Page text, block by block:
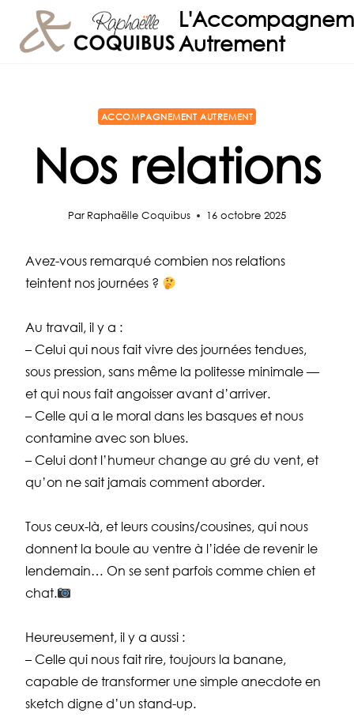
contenu
Autrement
ACCOMPAGNEMENT AUTREMENT
Nos relations
Par Raphaëlle Coquibus 16 octobre 2025
Avez-vous remarqué combien nos relations
teintent nos journées ?
Au travail, il y a :
– Celui qui nous fait vivre des journées tendues,
sous pression, sans même la politesse minimale —
et qui nous fait angoisser avant d’arriver.
– Celle qui a le moral dans les basques et nous
contamine avec son blues.
– Celui dont l’humeur change au gré du vent, et
qu’on ne sait jamais comment aborder.
Tous ceux-là, et leurs cousins/cousines, qui nous
donnent la boule au ventre à l’idée de revenir le
lendemain… On se sent parfois comme chien et
chat.
Heureusement, il y a aussi :
– Celle qui nous fait rire, toujours la banane,
capable de transformer une simple anecdote en
sketch digne d’un stand-up.